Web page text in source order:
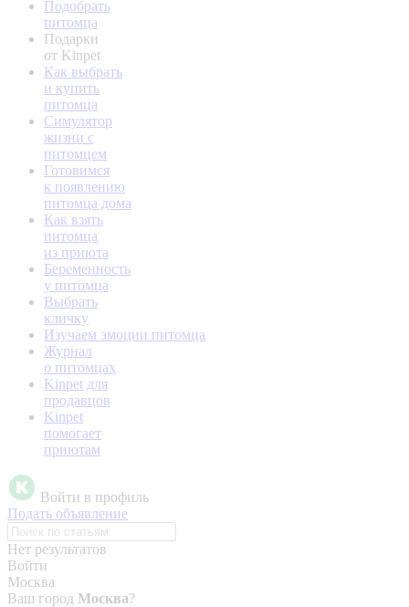
Подобрать
питомца
Подарки
от Kinpet
Как выбрать
и купить
питомца
Симулятор
жизни с
питомцем
Готовимся
к появлению
питомца дома
Как взять
питомца
из приюта
Беременность
у питомца
Выбрать
кличку
Изучаем эмоции питомца
Журнал
о питомцах
Kinpet для
продавцов
Kinpet
помогает
приютам
Войти в профиль
Подать объявление
Нет результатов
Войти
Москва
Ваш город Москва?